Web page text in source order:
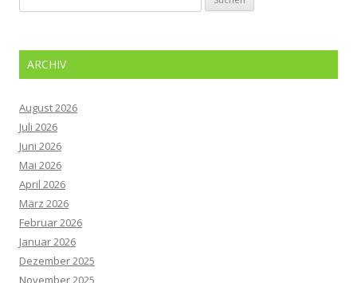
nach:
ARCHIV
August 2026
Juli 2026
Juni 2026
Mai 2026
April 2026
März 2026
Februar 2026
Januar 2026
Dezember 2025
November 2025